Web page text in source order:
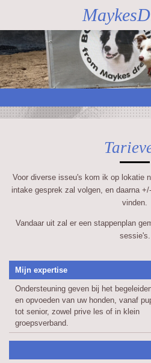
de
hoofdinhoud
Voor diverse isseu's kom ik op lokatie
intake gesprek zal volgen, en daarna
vinden.
Vandaar uit zal er een stappenplan
sessie's.
Mijn expertise
Ondersteuning geven bij het
en opvoeden van uw honden, vanaf
tot senior, zowel prive les of in klein
groepsverband.